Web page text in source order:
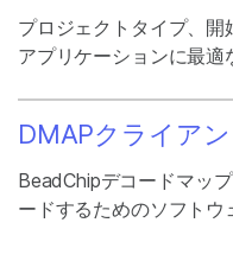
プロジェクトタイプ、
アプリケーションに最適
DMAPクライアン
BeadChipデコードマッ
ードするためのソフトウ